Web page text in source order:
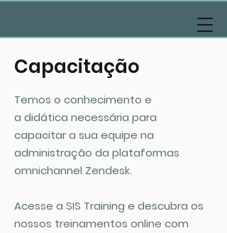
Capacitação
Temos o conhecimento e
a didática necessária para
capacitar a sua equipe na
administração da plataformas
omnichannel Zendesk.
Acesse a SIS Training e descubra os
nossos treinamentos online com